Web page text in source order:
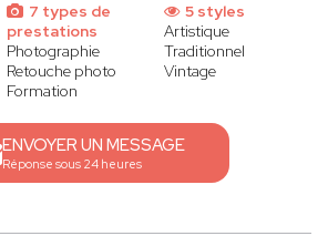
7 types de
prestations
Photographie
Retouche photo
Formation
5 styles
Artistique
Traditionnel
Vintage
ENVOYER UN MESSAGE
Réponse sous 24 heures